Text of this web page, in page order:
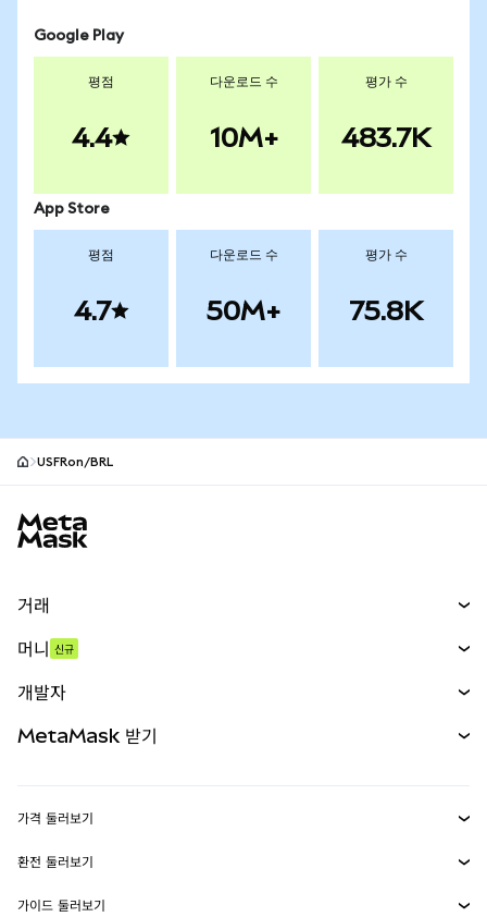
Google Play
평점
4.4
다운로드 수
10M+
평가 수
483.7K
App Store
평점
4.7
다운로드 수
50M+
평가 수
75.8K
USFRon/BRL
거래
무기한 선물
실물자산
머니 신규
개발자
MetaMask Connect
Snaps
MetaMask 받기
가격 둘러보기
이더리움 가격
솔라나 가격
환전 둘러보기
ETH를 USD로 환전
가이드 둘러보기